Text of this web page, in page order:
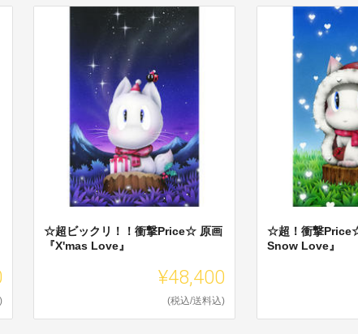
☆超ビックリ！！衝撃Price☆ 原画
『X'mas Love』
¥48,400
(税込/送料込)
☆超！衝撃
Snow Love』